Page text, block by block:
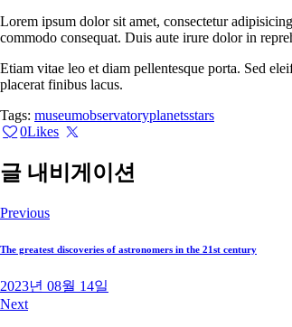
Lorem ipsum dolor sit amet, consectetur
commodo consequat. Duis aute irure dolor in
Etiam vitae leo et diam pellentesque porta. Sed
placerat finibus lacus.
Tags: museumobservatoryplanetsstars
0Likes
글 내비게이션
Previous
The greatest discoveries of astronomers in the 21st century
2023년 08월 14일
Next